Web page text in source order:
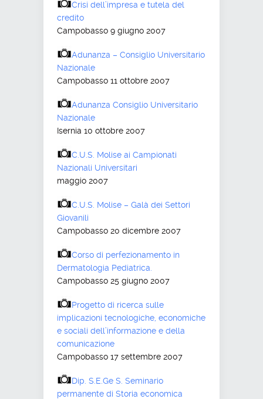
Crisi dell’impresa e tutela del
credito
Campobasso 9 giugno 2007
Adunanza – Consiglio Universitario
Nazionale
Campobasso 11 ottobre 2007
Adunanza Consiglio Universitario
Nazionale
Isernia 10 ottobre 2007
C.U.S. Molise ai Campionati
Nazionali Universitari
maggio 2007
C.U.S. Molise – Galà dei Settori
Giovanili
Campobasso 20 dicembre 2007
Corso di perfezionamento in
Dermatologia Pediatrica.
Campobasso 25 giugno 2007
Progetto di ricerca sulle
implicazioni tecnologiche, economiche
e sociali dell’informazione e della
comunicazione
Campobasso 17 settembre 2007
Dip. S.E.Ge S. Seminario
permanente di Storia economica